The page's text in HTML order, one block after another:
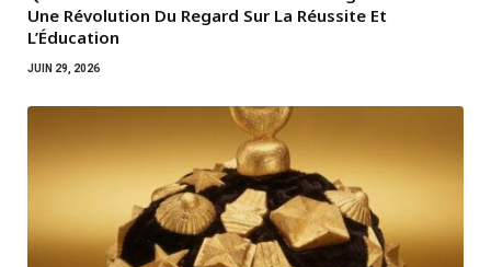
Une Révolution Du Regard Sur La Réussite Et
L’Éducation
JUIN 29, 2026